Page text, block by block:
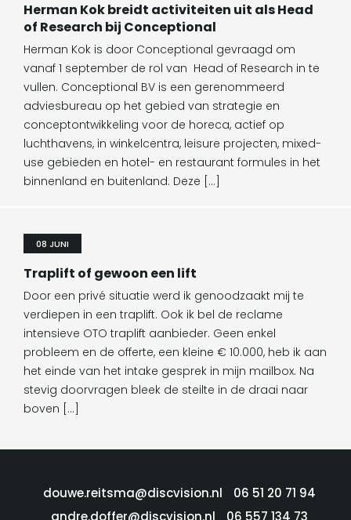
Herman Kok breidt activiteiten uit als Head
of Research bij Conceptional
Herman Kok is door Conceptional gevraagd om
vanaf 1 september de rol van Head of Research in te
vullen. Conceptional BV is een gerenommeerd
adviesbureau op het gebied van strategie en
conceptontwikkeling voor de horeca, actief op
luchthavens, in winkelcentra, leisure projecten, mixed-
use gebieden en hotel- en restaurant formules in het
binnenland en buitenland. Deze […]
08 JUNI
Traplift of gewoon een lift
Door een privé situatie werd ik genoodzaakt mij te
verdiepen in een traplift. Ook ik bel de reclame
intensieve OTO traplift aanbieder. Geen enkel
probleem en de offerte, een kleine € 10.000, heb ik aan
het einde van het intake gesprek in mijn mailbox. Na
stevig doorvragen bleek de steilte in de draai naar
boven […]
douwe.reitsma@discvision.nl
06 51 20 71 94
andre.doffer@discvision.nl
06 557 134 73